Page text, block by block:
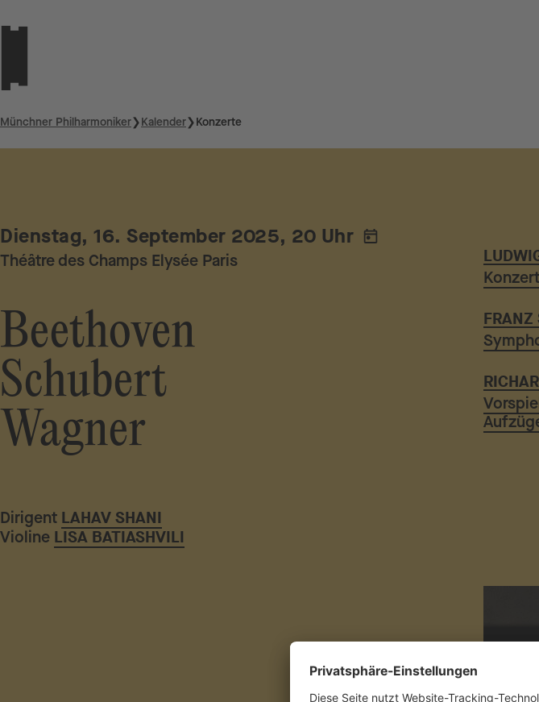
Münchner Philharmoniker❯Kalender❯Konzerte
Beethoven
Schubert
Wagner
Dienstag, 16. September 2025, 20 Uhr
Théâtre des Champs Elysée Paris
FRANZ
Dirigent LAHAV SHANI
Violine LISA BATIASHVILI